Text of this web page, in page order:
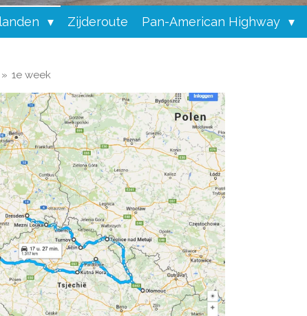
landen Zijderoute Pan-American Highway
» 1e week